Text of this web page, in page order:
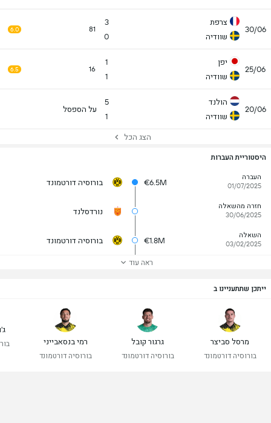
30/06
צרפת
שוודיה
3
0
81
6.0
25/06
יפן
שוודיה
1
1
16
6.5
20/06
הולנד
שוודיה
5
1
על הספסל
הצג הכל
היסטוריית העברות
העברה
01/07/2025
€6.5M בורוסיה דורטמונד
חזרה מהשאלה
30/06/2025
נורדסלנד
השאלה
03/02/2025
€1.8M בורוסיה דורטמונד
ראה עוד
ייתכן שתתעניינו ב
מרסל סביצר
בורוסיה דורטמונד
גרגור קובל
בורוסיה דורטמונד
רמי בנסאבייני
בורוסיה דורטמונד